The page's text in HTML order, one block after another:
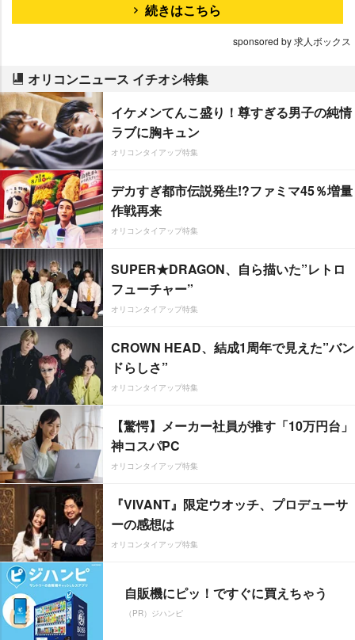
続きはこちら
sponsored by 求人ボックス
オリコンニュース イチオシ特集
イケメンてんこ盛り！尊すぎる男子の純情
ラブに胸キュン
オリコンタイアップ特集
デカすぎ都市伝説発生!?ファミマ45％増量
作戦再来
オリコンタイアップ特集
SUPER★DRAGON、自ら描いた”レトロ
フューチャー”
オリコンタイアップ特集
CROWN HEAD、結成1周年で見えた”バン
ドらしさ”
オリコンタイアップ特集
【驚愕】メーカー社員が推す「10万円台」
神コスパPC
オリコンタイアップ特集
『VIVANT』限定ウオッチ、プロデューサ
ーの感想は
オリコンタイアップ特集
自販機にピッ！ですぐに買えちゃう
（PR）ジハンピ